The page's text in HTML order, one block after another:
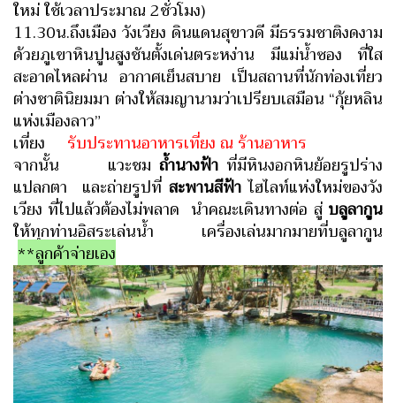
ใหม่ ใช้เวลาประมาณ 2ชั่วโมง)
11.30น.ถึงเมือง วังเวียง ดินแดนสุขาวดี มีธรรมชาติงดงาม
ด้วยภูเขาหินปูนสูงชันตั้งเด่นตระหง่าน มีแม่น้ำซอง ที่ใส
สะอาดไหลผ่าน อากาศเย็นสบาย เป็นสถานที่นักท่องเที่ยว
ต่างชาตินิยมมา ต่างให้สมญานามว่าเปรียบเสมือน “กุ้ยหลิน
แห่งเมืองลาว”
เที่ยง รับประทานอาหารเที่ยง ณ ร้านอาหาร
จากนั้น แวะชม ถ้ำนางฟ้าที่มีหินงอกหินย้อยรูปร่าง
แปลกตา และถ่ายรูปที่ สะพานสีฟ้าไฮไลท์แห่งใหม่ของวัง
เวียง ที่ไปแล้วต้องไม่พลาด นำคณะเดินทางต่อ สู่ บลูลากูน
ให้ทุกท่านอิสระเล่นน้ำ เครื่องเล่นมากมายที่บลูลากูน
**ลูกค้าจ่ายเอง